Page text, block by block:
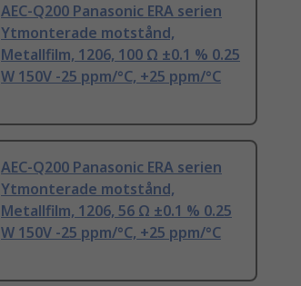
AEC-Q200 Panasonic ERA serien
Ytmonterade motstånd,
Metallfilm, 1206, 100 Ω ±0.1 % 0.25
W 150V -25 ppm/°C, +25 ppm/°C
AEC-Q200 Panasonic ERA serien
Ytmonterade motstånd,
Metallfilm, 1206, 56 Ω ±0.1 % 0.25
W 150V -25 ppm/°C, +25 ppm/°C